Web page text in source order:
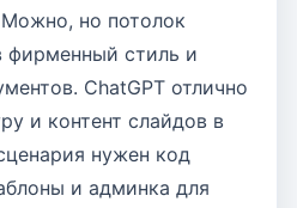
Можно, но потолок
фирменный стиль и
ChatGPT отлично
и контент слайдов в
нужен код
и админка для